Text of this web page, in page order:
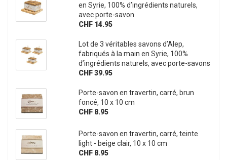
en Syrie, 100% d’ingrédients naturels,
avec porte-savon
CHF 14.95
Lot de 3 véritables savons d’Alep,
fabriqués à la main en Syrie, 100%
d’ingrédients naturels, avec porte-savons
CHF 39.95
Porte-savon en travertin, carré, brun
foncé, 10 x 10 cm
CHF 8.95
Porte-savon en travertin, carré, teinte
light - beige clair, 10 x 10 cm
CHF 8.95